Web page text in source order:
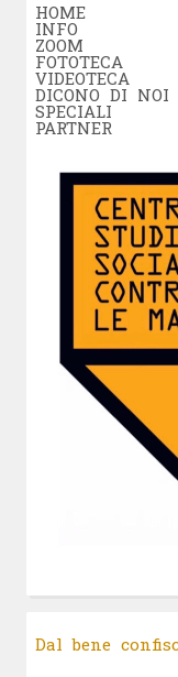
HOME
INFO
ZOOM
FOTOTECA
VIDEOTECA
DICONO DI NOI
SPECIALI
PARTNER
Dal bene